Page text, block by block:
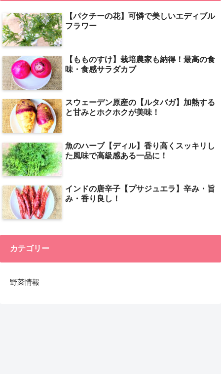
【パクチーの花】可憐で美しいエディブル
フラワー
【もものすけ】栽培農家も納得！最高の食
味・食感サラダカブ
スウェーデン原産の【ルタバガ】加熱する
と甘みとホクホクが美味！
魚のハーブ【ディル】香り高くスッキリし
た風味で高級感ある一品に！
インドの唐辛子【プサジュエラ】辛み・旨
み・香り良し！
カテゴリー
野菜情報